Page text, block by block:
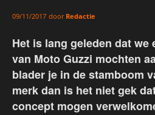
09/11/2017 door Redactie
Het is lang geleden dat we
van Moto Guzzi mochten
blader je in de stamboom
merk dan is het niet gek
concept mogen